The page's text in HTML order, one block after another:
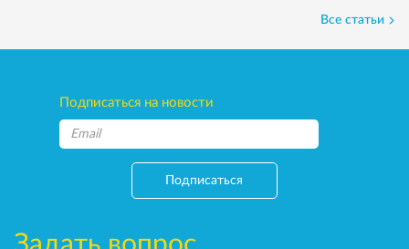
Все статьи
Подписаться на новости
Подписаться